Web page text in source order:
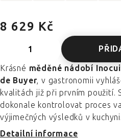
8 629 Kč
Krásné měděné nádobí
de Buyer, v gastronomii
kvalitách již při prvním použití.
dokonale kontrolovat proces
výjimečných výsledků v kuchyni.
Detailní informace